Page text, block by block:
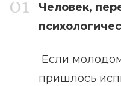
Человек,
Если
пришлось